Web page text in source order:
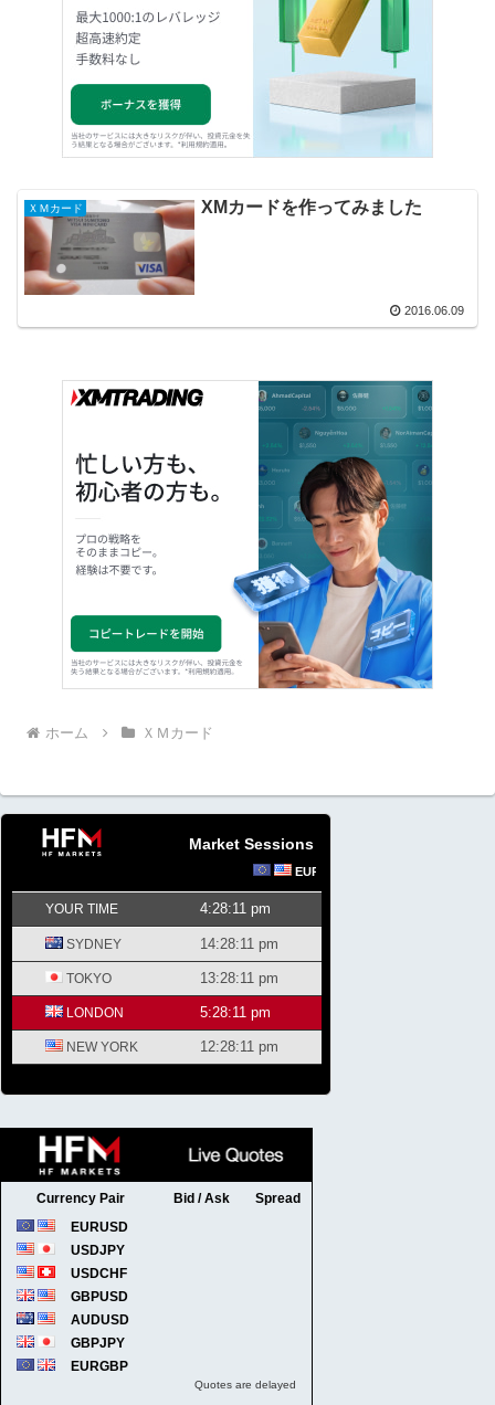
ＸＭカード XMカードを作ってみました
2016.06.09
ホーム ＸＭカード
Market Sessions